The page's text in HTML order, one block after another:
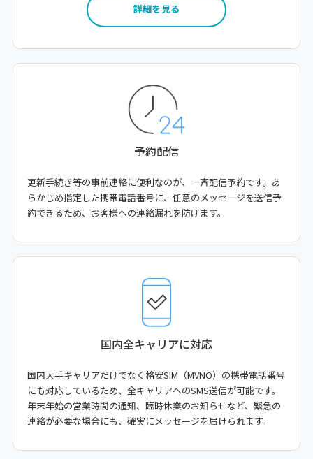
詳細を見る
予約配信
更新手続き等の事前連絡に便利なのが、一斉配信予約です。あ
らかじめ指定した携帯電話番号に、任意のメッセージを送信予
約できるため、お客様への連絡漏れを防げます。
国内全キャリアに対応
国内大手キャリアだけでなく格安SIM（MVNO）の携帯電話番号
にも対応しているため、全キャリアへのSMS送信が可能です。
年末年始の営業時間の通知、臨時休業のお知らせなど、緊急の
連絡が必要な場合にも、確実にメッセージを届けられます。